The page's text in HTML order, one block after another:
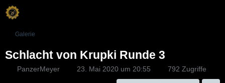
Galerie
Schlacht von Krupki Runde 3
PanzerMeyer 23. Mai 2020 um 20:55 792 Zugriffe